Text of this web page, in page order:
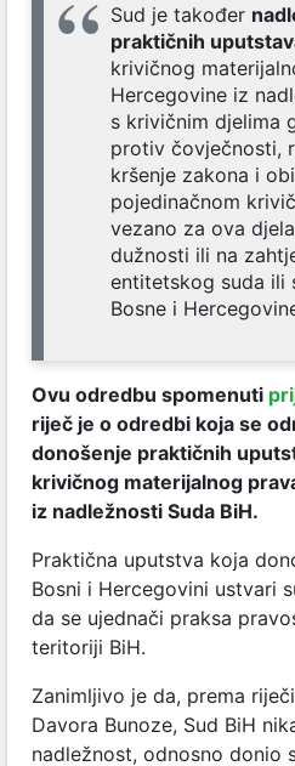
Sud je također
praktičnih
krivičnog
Hercegovine iz
s krivičnim djelima
protiv čovječnosti,
kršenje zakona i
pojedinačnom
vezano za ova
dužnosti ili na
entitetskog suda ili
Bosne i
Ovu odredbu spomenuti
riječ je o odredbi koja se
donošenje praktičnih
krivičnog materijalnog
iz nadležnosti Suda BiH.
Praktična uputstva koja
Bosni i Hercegovini ustvari
da se ujednači praksa
teritoriji BiH.
Zanimljivo je da, prema
Davora Bunoze, Sud BiH
nadležnost, odnosno donio